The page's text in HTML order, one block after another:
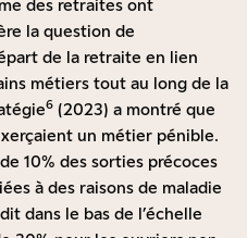
des retraites ont
la question de
de la retraite en lien
métiers tout au long de la
6 (2023) a montré que
un métier pénible.
10% des sorties précoces
à des raisons de maladie
dans le bas de l’échelle